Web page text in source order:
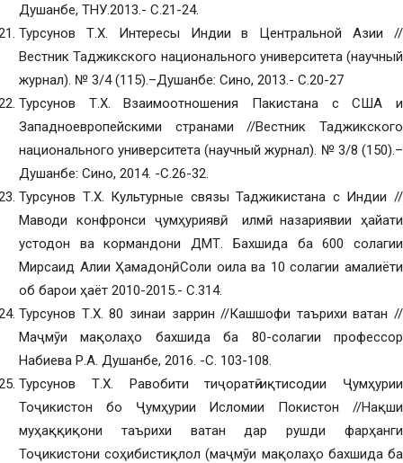
Душанбе, ТНУ.2013.- С.21-24.
Турсунов Т.Х. Интересы Индии в Центральной Азии //
Вестник Таджикского национального университета (научный
журнал). № 3/4 (115).–Душанбе: Сино, 2013.- С.20-27
Турсунов Т.Х. Взаимоотношения Пакистана с США и
Западноевропейскими странами //Вестник Таджикского
национального университета (научный журнал). № 3/8 (150).–
Душанбе: Сино, 2014. -С.26-32.
Турсунов Т.Х. Культурные связы Таджикистана с Индии //
Маводи конфронси ҷумҳуриявӣ, илмӣ- назариявии ҳайати
устодон ва кормандони ДМТ. Бахшида ба 600 солагии
Мирсаид Алии Ҳамадонӣ, Соли оила ва 10 солагии амалиёти
об барои ҳаёт 2010-2015.- С.314.
Турсунов Т.Х. 80 зинаи заррин //Кашшофи таърихи ватан //
Маҷмӯи мақолаҳо бахшида ба 80-солагии профессор
Набиева Р.А. Душанбе, 2016. -С. 103-108.
Турсунов Т.Х. Равобити тиҷоратӣ-иқтисодии Ҷумҳурии
Тоҷикистон бо Ҷумҳурии Исломии Покистон //Нақши
муҳаққиқони таърихи ватан дар рушди фарҳанги
Тоҷикистони соҳибистиқлол (маҷмӯи мақолаҳо бахшида ба